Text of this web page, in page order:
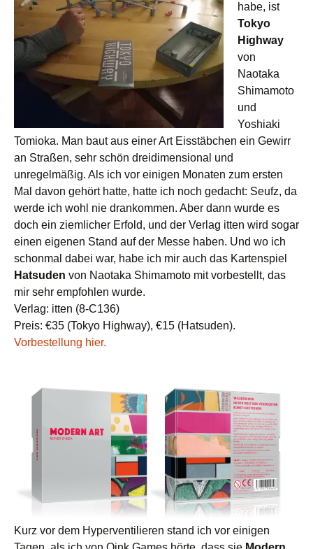
habe, ist
Tokyo
Highway
von
Naotaka
Shimamoto
und
Yoshiaki
Tomioka. Man baut aus einer Art Eisstäbchen ein Gewirr
an Straßen, sehr schön dreidimensional und
unregelmäßig. Als ich vor einigen Monaten zum ersten
Mal davon gehört hatte, hatte ich noch gedacht: Seufz, da
werde ich wohl nie drankommen. Aber dann wurde es
doch ein ziemlicher Erfold, und der Verlag itten wird sogar
einen eigenen Stand auf der Messe haben. Und wo ich
schonmal dabei war, habe ich mir auch das Kartenspiel
Hatsuden von Naotaka Shimamoto mit vorbestellt, das
mir sehr empfohlen wurde.
Verlag: itten (8-C136)
Preis: €35 (Tokyo Highway), €15 (Hatsuden).
Vorbestellung hier.
Kurz vor dem Hyperventilieren stand ich vor einigen